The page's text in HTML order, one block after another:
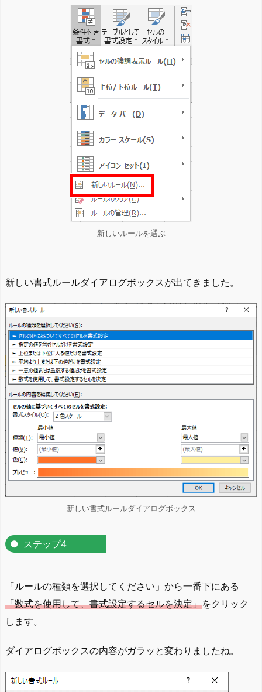
新しいルールを選ぶ
新しい書式ルールダイアログボックスが出てきました。
新しい書式ルールダイアログボックス
ステップ4
「ルールの種類を選択してください」から一番下にある
「数式を使用して、書式設定するセルを決定」をクリック
します。
ダイアログボックスの内容がガラッと変わりましたね。